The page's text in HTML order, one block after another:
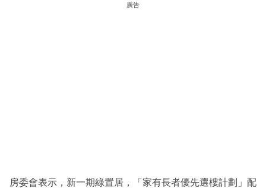
廣告
房委會表示，新一期綠置居，「家有長者優先選樓計劃」配